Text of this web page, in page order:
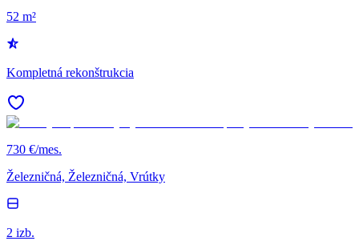
52 m²
Kompletná rekonštrukcia
730 €/mes.
Železničná, Železničná, Vrútky
2 izb.